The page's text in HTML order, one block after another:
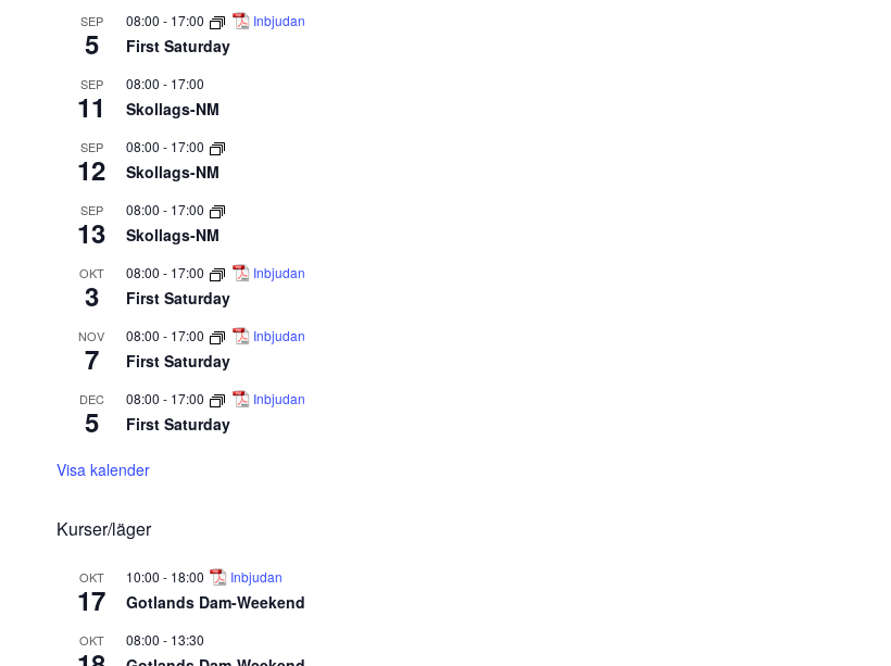
SEP
5
08:00 - 17:00 Inbjudan
First Saturday
SEP
11
08:00 - 17:00
Skollags-NM
SEP
12
08:00 - 17:00
Skollags-NM
SEP
13
08:00 - 17:00
Skollags-NM
OKT
3
08:00 - 17:00 Inbjudan
First Saturday
NOV
7
08:00 - 17:00 Inbjudan
First Saturday
DEC
5
08:00 - 17:00 Inbjudan
First Saturday
Visa kalender
Kurser/läger
OKT
17
10:00 - 18:00 Inbjudan
Gotlands Dam-Weekend
OKT 08:00 - 13:30